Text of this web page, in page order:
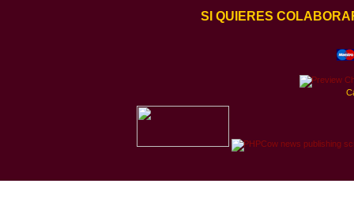
SI QUIERES